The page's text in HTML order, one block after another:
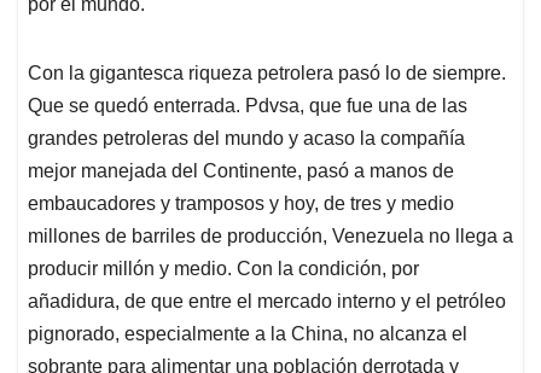
por el mundo.
Con la gigantesca riqueza petrolera pasó lo de siempre.
Que se quedó enterrada. Pdvsa, que fue una de las
grandes petroleras del mundo y acaso la compañía
mejor manejada del Continente, pasó a manos de
embaucadores y tramposos y hoy, de tres y medio
millones de barriles de producción, Venezuela no llega a
producir millón y medio. Con la condición, por
añadidura, de que entre el mercado interno y el petróleo
pignorado, especialmente a la China, no alcanza el
sobrante para alimentar una población derrotada y